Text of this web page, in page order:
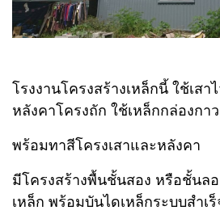
โรงงานโครงสร้างเหล็กนี้ ใช้เส
หลังคาโครงถัก ใช้เหล็กกล่องกา
พร้อมทาสีโครงเสาและหลังคา
มีโครงสร้างพื้นชั้นสอง หรือชั้นลอ
เหล็ก พร้อมบันไดเหล็กระบบสำเร็